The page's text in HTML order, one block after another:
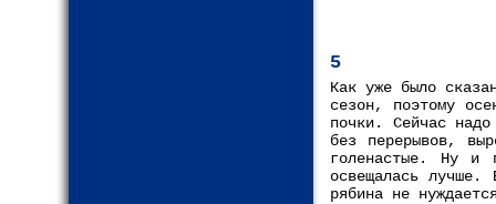
5
Как уже было
сезон, поэтому
почки. Сейчас
без перерывов,
голенастые. Ну и
освещалась лучше.
рябина не